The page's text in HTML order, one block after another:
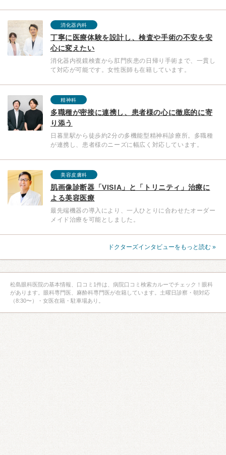
消化器内科
丁寧に医療体験を設計し、検査や手術の不安を安
心に変えたい
消化器内視鏡検査から肛門疾患の日帰り手術まで、一貫し
て対応が可能です。女性医師も在籍しています。
精神科
多職種が密接に連携し、患者様の心に徹底的に寄
り添う
日暮里駅から徒歩約2分の多機能型精神科診療所。多職種
が連携し、患者様のニーズに幅広く対応しています。
美容皮膚科
肌画像診断器「VISIA」と「トリニティ」治療に
よる美容医療
最先端機器の導入により、一人ひとりに合わせたオーダー
メイド治療を可能としました。
ドクターズインタビューをもっと読む »
松島眼科医院の基本情報、口コミ1件は、病院口コミ検索カルーでチェック！眼科
があります。眼科専門医、麻酔科専門医が在籍しています。土曜日診察・朝対応
（8:30〜）・女医在籍・駐車場あり。